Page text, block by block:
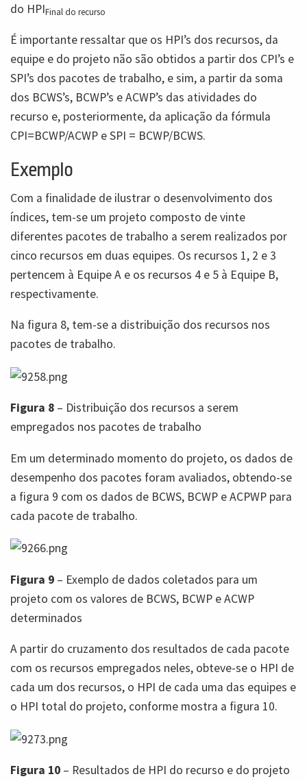
do HPIFinal do recurso
É importante ressaltar que os HPI’s dos recursos, da
equipe e do projeto não são obtidos a partir dos CPI’s e
SPI’s dos pacotes de trabalho, e sim, a partir da soma
dos BCWS’s, BCWP’s e ACWP’s das atividades do
recurso e, posteriormente, da aplicação da fórmula
CPI=BCWP/ACWP e SPI = BCWP/BCWS.
Exemplo
Com a finalidade de ilustrar o desenvolvimento dos
índices, tem-se um projeto composto de vinte
diferentes pacotes de trabalho a serem realizados por
cinco recursos em duas equipes. Os recursos 1, 2 e 3
pertencem à Equipe A e os recursos 4 e 5 à Equipe B,
respectivamente.
Na figura 8, tem-se a distribuição dos recursos nos
pacotes de trabalho.
Figura 8 – Distribuição dos recursos a serem
empregados nos pacotes de trabalho
Em um determinado momento do projeto, os dados de
desempenho dos pacotes foram avaliados, obtendo-se
a figura 9 com os dados de BCWS, BCWP e ACPWP para
cada pacote de trabalho.
Figura 9 – Exemplo de dados coletados para um
projeto com os valores de BCWS, BCWP e ACWP
determinados
A partir do cruzamento dos resultados de cada pacote
com os recursos empregados neles, obteve-se o HPI de
cada um dos recursos, o HPI de cada uma das equipes e
o HPI total do projeto, conforme mostra a figura 10.
Figura 10 – Resultados de HPI do recurso e do projeto